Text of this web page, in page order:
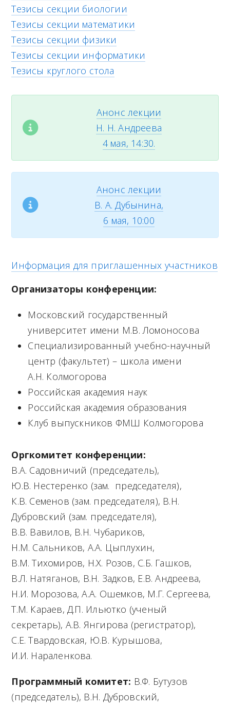
Тезисы секции биологии
Тезисы секции математики
Тезисы секции физики
Тезисы секции информатики
Тезисы круглого стола
Анонс лекции
Н. Н. Андреева
4 мая, 14:30.
Анонс лекции
В. А. Дубынина,
6 мая, 10:00
Информация для приглашенных участников
Организаторы конференции:
Московский государственный
университет имени М.В. Ломоносова
Специализированный учебно-научный
центр (факультет) – школа имени
А.Н. Колмогорова
Российская академия наук
Российская академия образования
Клуб выпускников ФМШ Колмогорова
Оргкомитет конференции:
В.А. Садовничий (председатель),
Ю.В. Нестеренко (зам. председателя),
К.В. Семенов (зам. председателя), В.Н.
Дубровский (зам. председателя),
В.В. Вавилов, В.Н. Чубариков,
Н.М. Сальников, А.А. Цыплухин,
В.М. Тихомиров, Н.Х. Розов, С.Б. Гашков,
В.Л. Натяганов, В.Н. Задков, Е.В. Андреева,
Н.И. Морозова, А.А. Ошемков, М.Г. Сергеева,
Т.М. Караев, Д.П. Ильютко (ученый
секретарь), А.В. Янгирова (регистратор),
С.Е. Твардовская, Ю.В. Курышова,
И.И. Нараленкова.
Программный комитет: В.Ф. Бутузов
(председатель), В.Н. Дубровский,